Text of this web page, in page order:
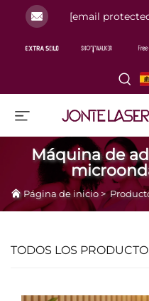
[email
Máquina de
Página de inicio>
TODOS LOS